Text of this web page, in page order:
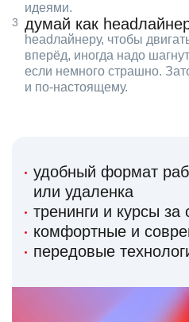
идеями.
думай как
headлайнеру, чтобы
вперёд, иногда надо
если немного страшно.
и по‑настоящему.
удобный формат
или удаленка
тренинги и курсы за
комфортные и
передовые